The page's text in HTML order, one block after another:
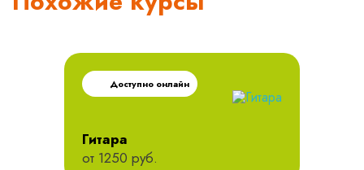
Доступно онлайн
Гитара
от 1250 руб.